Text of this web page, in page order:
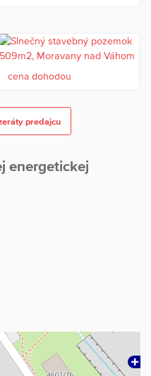
cena dohodou
predajcu
energetickej